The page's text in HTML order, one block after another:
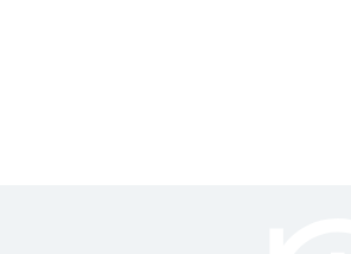
Лыткарино, Павловский Посад,